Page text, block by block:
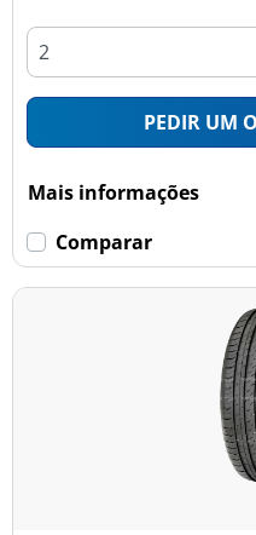
PEDIR UM
Mais informações
Comparar